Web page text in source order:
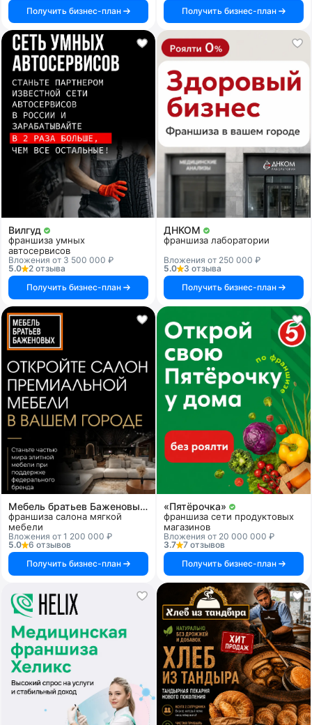
Получить бизнес-план
Получить бизнес-план
Вилгуд
франшиза умных
автосервисов
Вложения от 3 500 000 ₽
5.0
2 отзыва
Получить бизнес-план
ДНКОМ
франшиза лаборатории
Вложения от 250 000 ₽
5.0
3 отзыва
Получить бизнес-план
Мебель братьев Баженовых
франшиза салона мягкой
мебели
Вложения от 1 200 000 ₽
5.0
6 отзывов
Получить бизнес-план
«Пятёрочка»
франшиза сети продуктовых
магазинов
Вложения от 20 000 000 ₽
3.7
7 отзывов
Получить бизнес-план